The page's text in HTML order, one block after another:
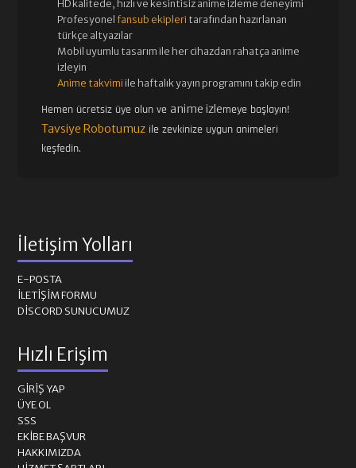
HD kalitede, hızlı ve kesintisiz anime izleme deneyimi
Profesyonelfansub ekipleri tarafından hazırlanan
türkçe altyazılar
Mobil uyumlu tasarım ile her cihazdan rahatça anime
izleyin
Anime takvimi ile haftalık yayın programını takip edin
Hemen ücretsiz üye olun ve anime izlemeye başlayın!
Tavsiye Robotumuz ile zevkinize uygun animeleri
keşfedin.
İletişim Yolları
E-POSTA
İLETIŞIM FORMU
DISCORD SUNUCUMUZ
Hızlı Erişim
GIRIŞ YAP
ÜYE OL
SSS
EKIBE BAŞVUR
HAKKIMIZDA